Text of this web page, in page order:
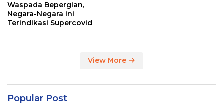
Waspada Bepergian,
Negara-Negara ini
Terindikasi Supercovid
View More
Popular Post